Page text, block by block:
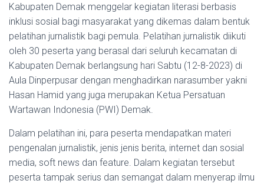
Kabupaten Demak menggelar kegiatan literasi berbasis
inklusi sosial bagi masyarakat yang dikemas dalam bentuk
pelatihan jurnalistik bagi pemula. Pelatihan jurnalistik diikuti
oleh 30 peserta yang berasal dari seluruh kecamatan di
Kabupaten Demak berlangsung hari Sabtu (12-8-2023) di
Aula Dinperpusar dengan menghadirkan narasumber yakni
Hasan Hamid yang juga merupakan Ketua Persatuan
Wartawan Indonesia (PWI) Demak.
Dalam pelatihan ini, para peserta mendapatkan materi
pengenalan jurnalistik, jenis jenis berita, internet dan sosial
media, soft news dan feature. Dalam kegiatan tersebut
peserta tampak serius dan semangat dalam menyerap ilmu